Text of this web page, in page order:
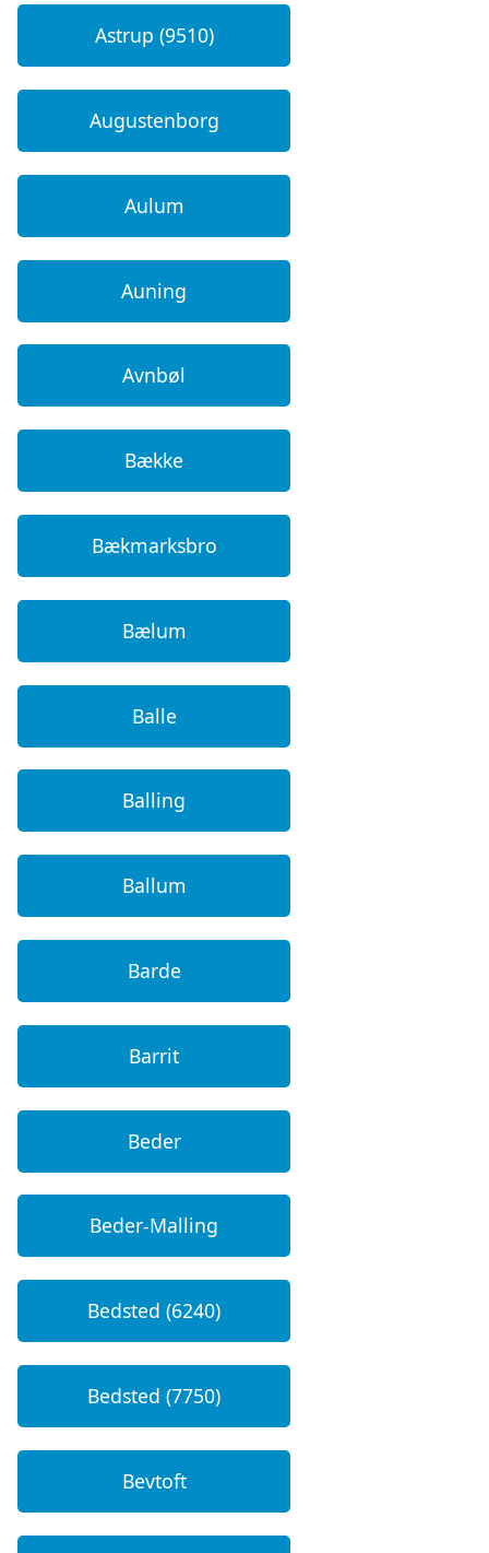
Astrup (9510)
Augustenborg
Aulum
Auning
Avnbøl
Bække
Bækmarksbro
Bælum
Balle
Balling
Ballum
Barde
Barrit
Beder
Beder-Malling
Bedsted (6240)
Bedsted (7750)
Bevtoft